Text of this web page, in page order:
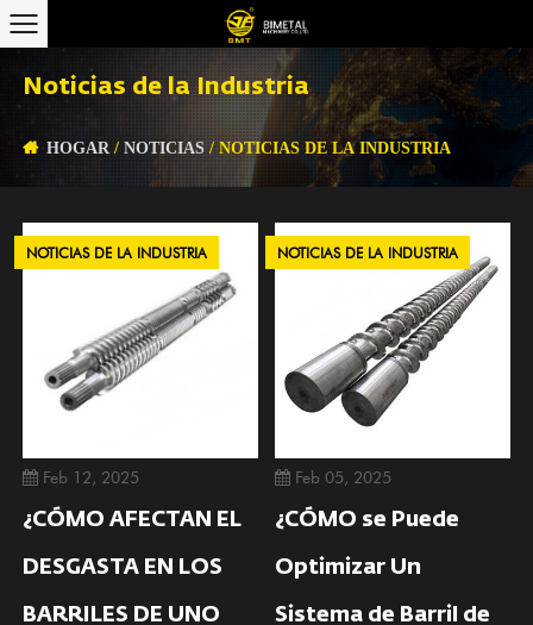
Noticias de la Industria
HOGAR /NOTICIAS /NOTICIAS DE LA INDUSTRIA
NOTICIAS DE LA INDUSTRIA
Feb 12, 2025
¿CÓMO AFECTAN EL
DESGASTA EN LOS
BARRILES DE UNO
NOTICIAS DE LA INDUSTRIA
Feb 05, 2025
¿CÓMO se Puede
Optimizar Un
Sistema de Barril de